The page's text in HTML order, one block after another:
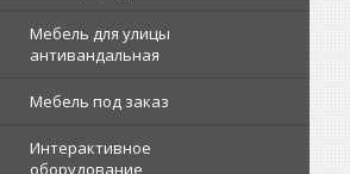
Мебель для улицы
антивандальная
Мебель под заказ
Интерактивное
оборудование